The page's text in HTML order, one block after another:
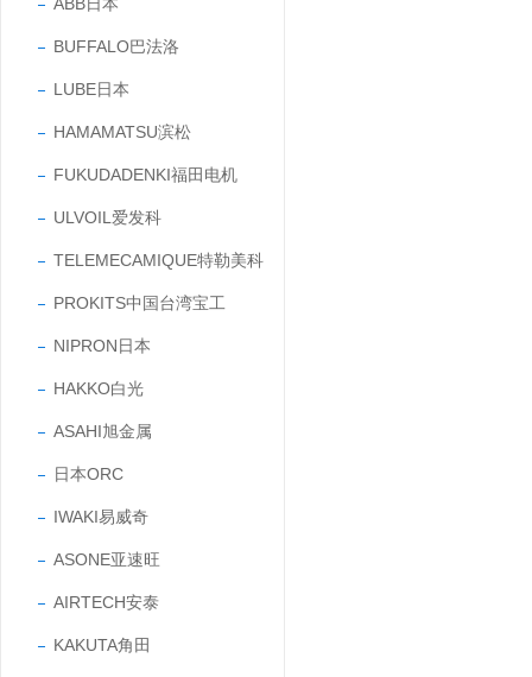
BUFFALO巴法洛
LUBE日本
HAMAMATSU滨松
FUKUDADENKI福田电机
ULVOIL爱发科
TELEMECAMIQUE特勒美科
PROKITS中国台湾宝工
NIPRON日本
HAKKO白光
ASAHI旭金属
日本ORC
IWAKI易威奇
ASONE亚速旺
AIRTECH安泰
KAKUTA角田